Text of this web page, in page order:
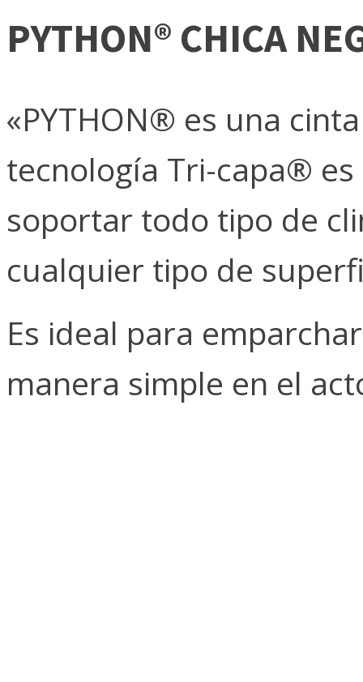
PYTHON® CHICA
«PYTHON® es una
tecnología Tri-capa®
soportar todo tipo de
cualquier tipo de
Es ideal para
manera simple en el